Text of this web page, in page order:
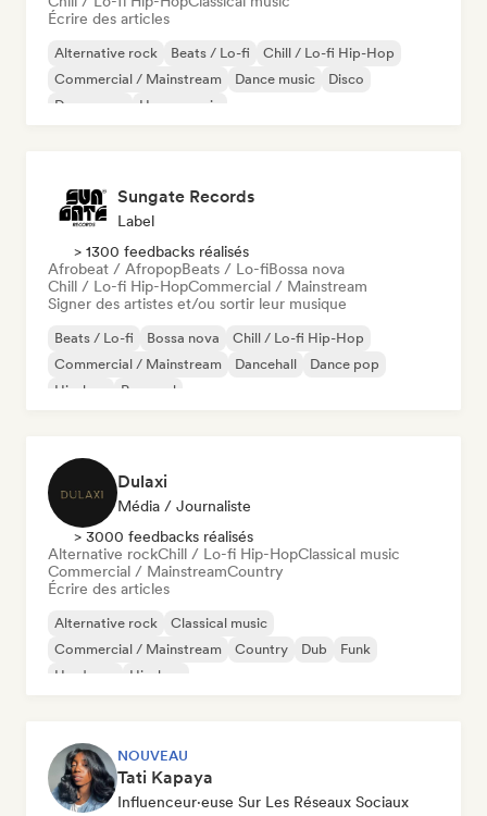
Écrire des articles
Alternative rock Beats / Lo-fi
Chill / Lo-fi Hip-Hop
Commercial / Mainstream
Dance music
Disco
Dream pop
House music
Sungate Records
Label
> 1300 feedbacks réalisés
Afrobeat / AfropopBeats / Lo-fiBossa nova
Chill / Lo-fi Hip-HopCommercial / Mainstream
Signer des artistes et/ou sortir leur musique
Beats / Lo-fi Bossa nova
Chill / Lo-fi Hip-Hop
Commercial / Mainstream
Dancehall
Dance pop
Hip-hop
Pop soul
Dulaxi
Média / Journaliste
> 3000 feedbacks réalisés
Alternative rockChill / Lo-fi Hip-HopClassical music
Commercial / MainstreamCountry
Écrire des articles
Alternative rock
Classical music
Commercial / Mainstream
Country Dub
Funk
Hardcore
Hip-hop
NOUVEAU
Tati Kapaya
Influenceur·euse Sur Les Réseaux Sociaux